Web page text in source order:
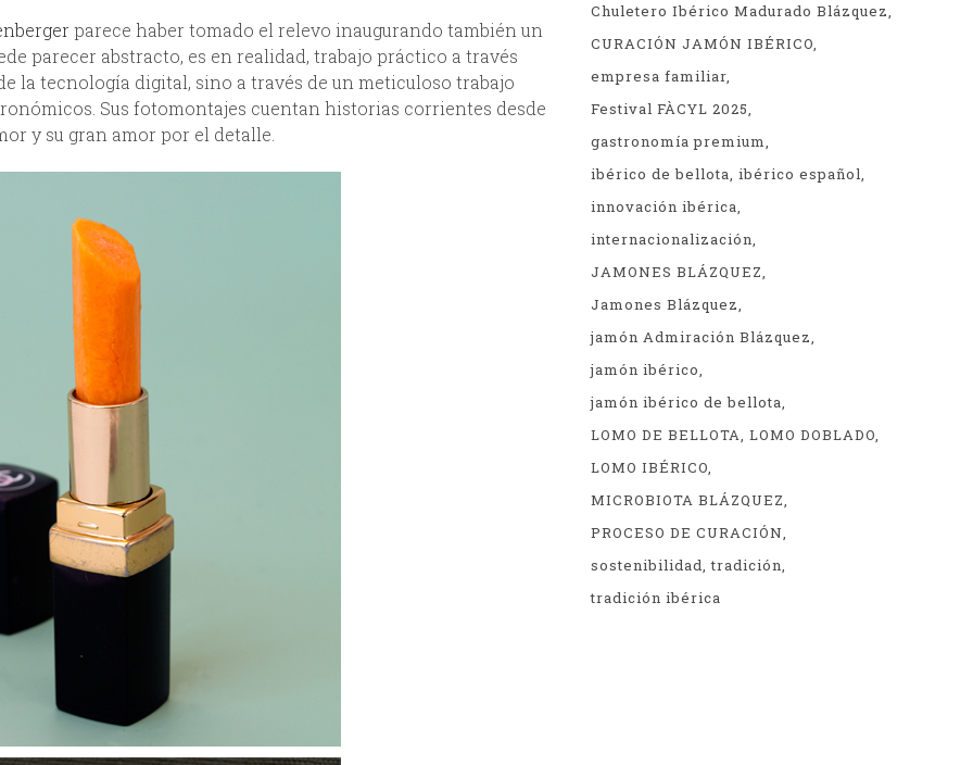
parece haber tomado el relevo inaugurando también un
parecer abstracto, es en realidad, trabajo práctico a través
la tecnología digital, sino a través de un meticuloso trabajo
Sus fotomontajes cuentan historias corrientes desde
y su gran amor por el detalle.
Chuletero Ibérico Madurado Blázquez
CURACIÓN JAMÓN IBÉRICO
empresa familiar
Festival FÀCYL 2025
gastronomía premium
ibérico de bellota ibérico español
innovación ibérica
internacionalización
JAMONES BLÁZQUEZ
Jamones Blázquez
jamón Admiración Blázquez
jamón ibérico
jamón ibérico de bellota
LOMO DE BELLOTA LOMO DOBLADO
LOMO IBÉRICO
MICROBIOTA BLÁZQUEZ
PROCESO DE CURACIÓN
sostenibilidad tradición
tradición ibérica